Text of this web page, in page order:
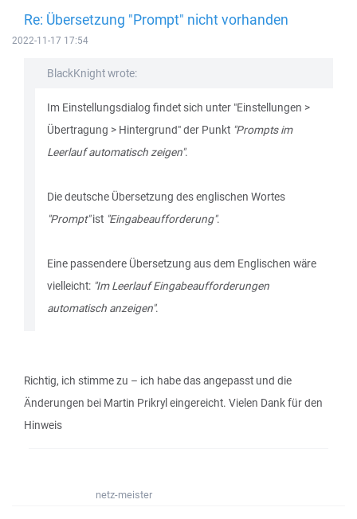
Re: Übersetzung "Prompt" nicht vorhanden
2022-11-17 17:54
BlackKnight wrote:
Im Einstellungsdialog findet sich unter "Einstellungen >
Übertragung > Hintergrund" der Punkt "Prompts im
Leerlauf automatisch zeigen".
Die deutsche Übersetzung des englischen Wortes
"Prompt"ist "Eingabeaufforderung".
Eine passendere Übersetzung aus dem Englischen wäre
vielleicht: "Im Leerlauf Eingabeaufforderungen
automatisch anzeigen".
Richtig, ich stimme zu – ich habe das angepasst und die
Änderungen bei Martin Prikryl eingereicht. Vielen Dank für den
Hinweis
netz-meister